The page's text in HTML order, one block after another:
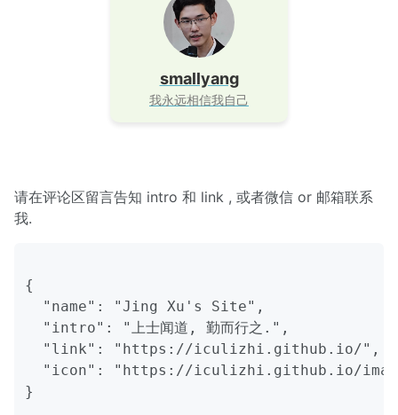
smallyang
我永远相信我自己
请在评论区留言告知 intro 和 link , 或者微信 or 邮箱联系
我.
{
  "name": "Jing Xu's Site",
  "intro": "上士闻道, 勤而行之.",
  "link": "https://iculizhi.github.io/",
"icon": "https://iculizhi.github.io/